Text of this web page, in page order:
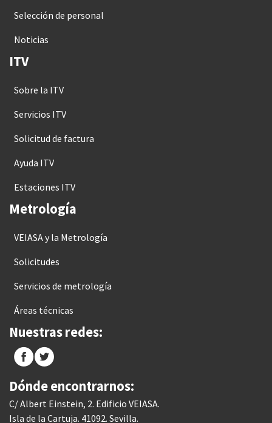
Selección de personal
Noticias
ITV
Sobre la ITV
Servicios ITV
Solicitud de factura
Ayuda ITV
Estaciones ITV
Metrología
VEIASA y la Metrología
Solicitudes
Servicios de metrología
Áreas técnicas
Nuestras redes:
Dónde encontrarnos:
C/ Albert Einstein, 2. Edificio VEIASA.
Isla de la Cartuja. 41092. Sevilla.